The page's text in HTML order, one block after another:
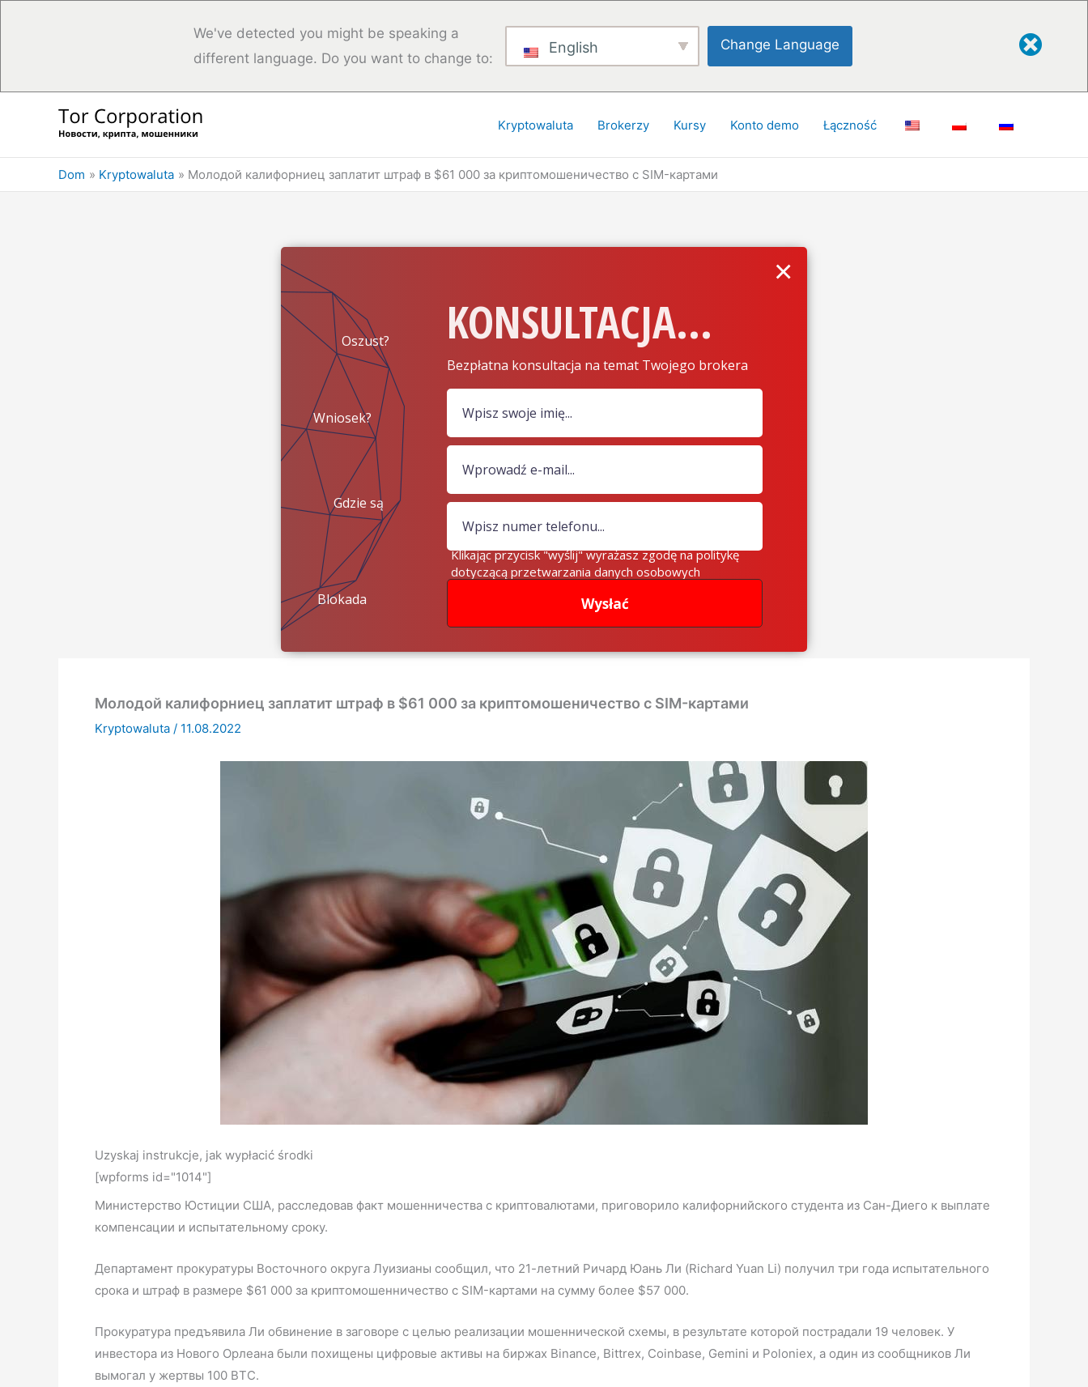
We've detected you might be speaking a
different language. Do you want to change to:
English Change Language
Kryptowaluta Brokerzy Kursy Konto demo Łączność
Dom Kryptowaluta Молодой калифорниец заплатит штраф в $61 000 за криптомошеничество с SIM-картами
KONSULTACJA...
Bezpłatna konsultacja na temat Twojego brokera
Oszust?
Wniosek?
Gdzie są
pieniądze?
Blokada
Wysłać
×
Klikając przycisk "wyślij" wyrażasz zgodę na politykę
dotyczącą przetwarzania danych osobowych
Молодой калифорниец заплатит штраф в $61 000 за криптомошеничество с SIM-картами
Kryptowaluta / 11.08.2022
Uzyskaj instrukcje, jak wypłacić środki
[wpforms id="1014"]
Министерство Юстиции США, расследовав факт мошенничества с криптовалютами, приговорило калифорнийского студента из Сан-Диего к выплате
компенсации и испытательному сроку.
Департамент прокуратуры Восточного округа Луизианы сообщил, что 21-летний Ричард Юань Ли (Richard Yuan Li) получил три года испытательного
срока и штраф в размере $61 000 за криптомошенничество с SIM-картами на сумму более $57 000.
Прокуратура предъявила Ли обвинение в заговоре с целью реализации мошеннической схемы, в результате которой пострадали 19 человек. У
инвестора из Нового Орлеана были похищены цифровые активы на биржах Binance, Bittrex, Coinbase, Gemini и Poloniex, а один из сообщников Ли
вымогал у жертвы 100 BTC.